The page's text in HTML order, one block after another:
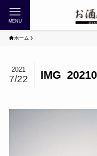
MENU
ホーム
2021
7/22